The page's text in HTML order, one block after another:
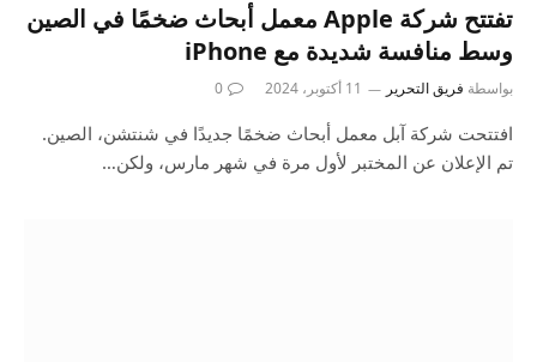
تفتتح شركة Apple معمل أبحاث ضخمًا في الصين
وسط منافسة شديدة مع iPhone
بواسطة فريق التحرير 11 أكتوبر، 2024 0
افتتحت شركة آبل معمل أبحاث ضخمًا جديدًا في شنتشن، الصين.
تم الإعلان عن المختبر لأول مرة في شهر مارس، ولكن…